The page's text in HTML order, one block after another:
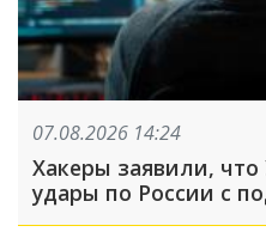
07.08.2026 14:24
Хакеры заявили,
удары по России с